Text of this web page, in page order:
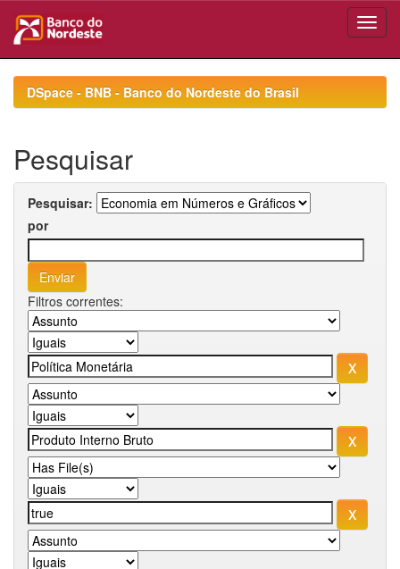
navigationDSpace - BNB - Banco do Nordeste do Brasil
Pesquisar
Pesquisar:
por
Filtros correntes: